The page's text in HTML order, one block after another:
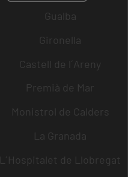
Gualba
Gironella
Castell de l´Areny
Premià de Mar
Monistrol de Calders
La Granada
L´Hospitalet de Llobregat